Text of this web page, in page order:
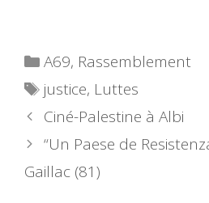
Catégories
A69, Rassemblement
Étiquettes
justice, Luttes
Ciné-Palestine à Albi
“Un Paese de
Gaillac (81)